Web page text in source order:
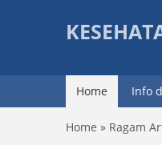
Home Info
Home » Ragam